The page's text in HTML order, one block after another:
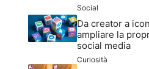
Social
Da creator a
ampliare la
social media
Curiosità